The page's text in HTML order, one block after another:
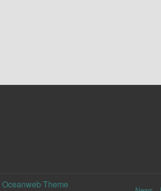
Oceanweb Theme